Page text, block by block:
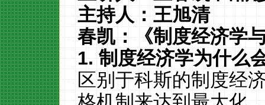
主持人：王旭清
春凯：《制度经济学
1.制度经济学为什么
区别于科斯的制度经